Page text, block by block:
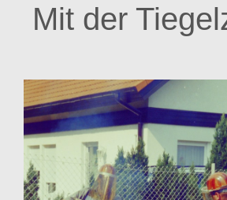
Mit der